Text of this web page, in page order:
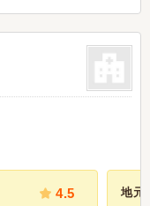
4.5 地元